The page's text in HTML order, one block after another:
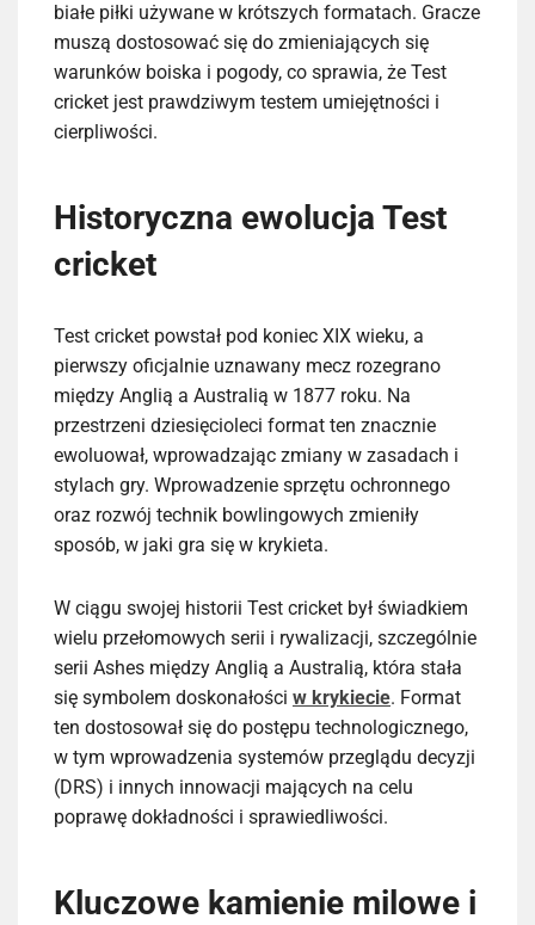
białe piłki używane w krótszych formatach. Gracze
muszą dostosować się do zmieniających się
warunków boiska i pogody, co sprawia, że Test
cricket jest prawdziwym testem umiejętności i
cierpliwości.
Historyczna ewolucja Test
cricket
Test cricket powstał pod koniec XIX wieku, a
pierwszy oficjalnie uznawany mecz rozegrano
między Anglią a Australią w 1877 roku. Na
przestrzeni dziesięcioleci format ten znacznie
ewoluował, wprowadzając zmiany w zasadach i
stylach gry. Wprowadzenie sprzętu ochronnego
oraz rozwój technik bowlingowych zmieniły
sposób, w jaki gra się w krykieta.
W ciągu swojej historii Test cricket był świadkiem
wielu przełomowych serii i rywalizacji, szczególnie
serii Ashes między Anglią a Australią, która stała
się symbolem doskonałości w krykiecie. Format
ten dostosował się do postępu technologicznego,
w tym wprowadzenia systemów przeglądu decyzji
(DRS) i innych innowacji mających na celu
poprawę dokładności i sprawiedliwości.
Kluczowe kamienie milowe i